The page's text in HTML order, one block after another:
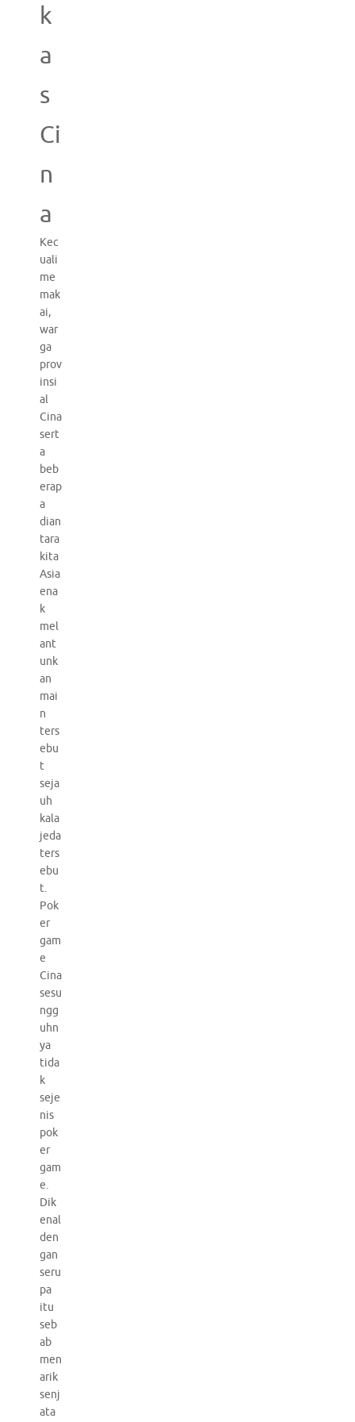
k
a
s
Ci
n
a
Kec
uali
me
mak
ai,
war
ga
prov
insi
al
Cina
sert
a
beb
erap
a
dian
tara
kita
Asia
ena
k
mel
ant
unk
an
mai
n
ters
ebu
t
seja
uh
kala
jeda
ters
ebu
t.
Pok
er
gam
e
Cina
sesu
ngg
uhn
ya
tida
k
seje
nis
pok
er
gam
e.
Dik
enal
den
gan
seru
pa
itu
seb
ab
men
arik
senj
ata